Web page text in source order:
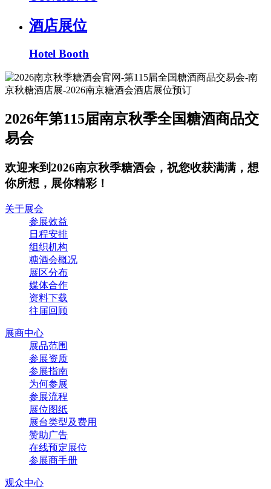
酒店展位
Hotel Booth
2026年第115届南京秋季全国糖酒商品交
易会
欢迎来到2026南京秋季糖酒会，祝您收获满满，想
你所想，展你精彩！
关于展会
参展效益
日程安排
组织机构
糖酒会概况
展区分布
媒体合作
资料下载
往届回顾
展商中心
展品范围
参展资质
参展指南
为何参展
参展流程
展位图纸
展台类型及费用
赞助广告
在线预定展位
参展商手册
观众中心